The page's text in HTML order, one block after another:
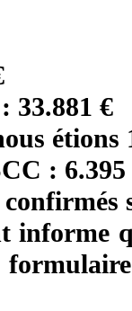
33.881 €
étions
: 6.395
confirmés
informe